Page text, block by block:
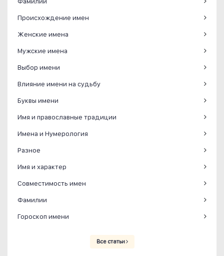
Происхождение имен
Женские имена
Мужские имена
Выбор имени
Влияние имени на судьбу
Буквы имени
Имя и православные традиции
Имена и Нумерология
Разное
Имя и характер
Совместимость имен
Фамилии
Гороскоп имени
Все статьи